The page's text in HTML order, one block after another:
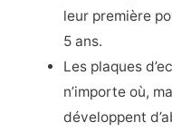
leur première
5 ans.
Les plaques
n’importe où,
développent